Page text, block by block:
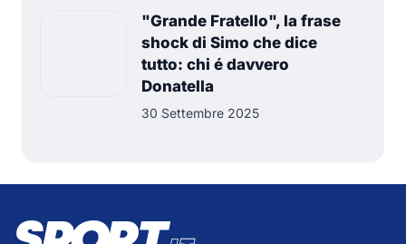
"Grande Fratello", la frase
shock di Simo che dice
tutto: chi é davvero
Donatella
30 Settembre 2025